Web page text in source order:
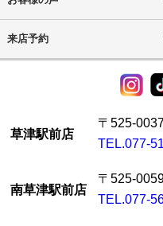
来店予約
草津駅前店
〒525-
TEL.077-
南草津駅前店
〒525-
TEL.077-